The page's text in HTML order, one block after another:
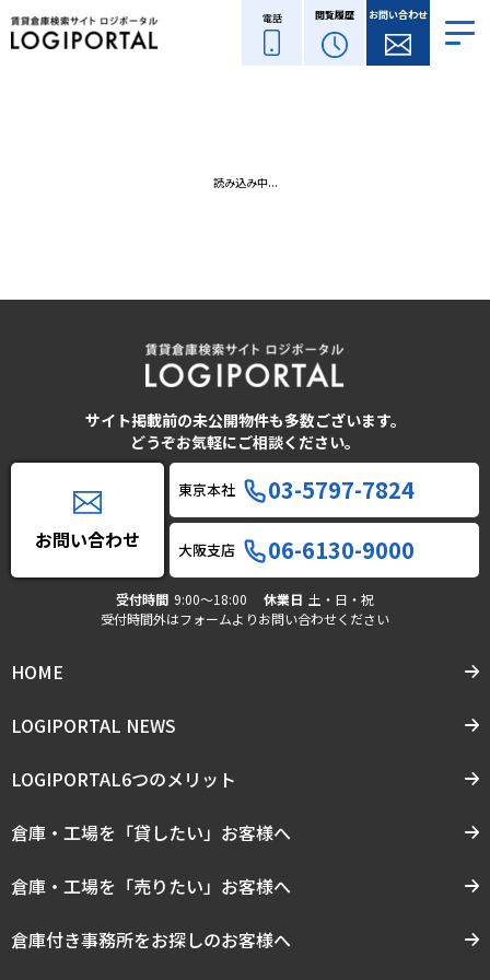
電話 閲覧履歴 お問い合わせ
読み込み中...
サイト掲載前の未公開物件も多数ございます。
どうぞお気軽にご相談ください。
お問い合わせ
東京本社 03-5797-7824
大阪支店 06-6130-9000
受付時間 9:00〜18:00 休業日 土・日・祝
受付時間外はフォームよりお問い合わせください
HOME
LOGIPORTAL NEWS
LOGIPORTAL6つのメリット
倉庫・工場を「貸したい」お客様へ
倉庫・工場を「売りたい」お客様へ
倉庫付き事務所をお探しのお客様へ